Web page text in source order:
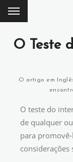
O Teste
O artigo em
O teste do
de qualquer
para
considerações